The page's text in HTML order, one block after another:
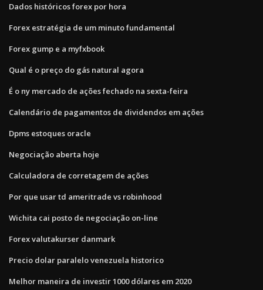
Dados históricos forex por hora
Forex estratégia de um minuto fundamental
Forex gump e a myfxbook
Qual é o preço do gás natural agora
É o ny mercado de ações fechado na sexta-feira
Calendário de pagamentos de dividendos em ações
Dpms estoques oracle
Negociação aberta hoje
Calculadora de corretagem de ações
Por que usar td ameritrade vs robinhood
Wichita cai posto de negociação on-line
Forex valutakurser danmark
Precio dolar paralelo venezuela historico
Melhor maneira de investir 1000 dólares em 2020